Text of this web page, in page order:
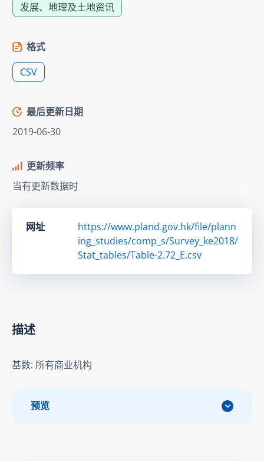
发展、地理及土地资讯
格式
CSV
最后更新日期
2019-06-30
更新频率
当有更新数据时
网址
https://www.pland.gov.hk/file/plann
ing_studies/comp_s/Survey_ke2018/
Stat_tables/Table-2.72_E.csv
描述
基数: 所有商业机构
预览